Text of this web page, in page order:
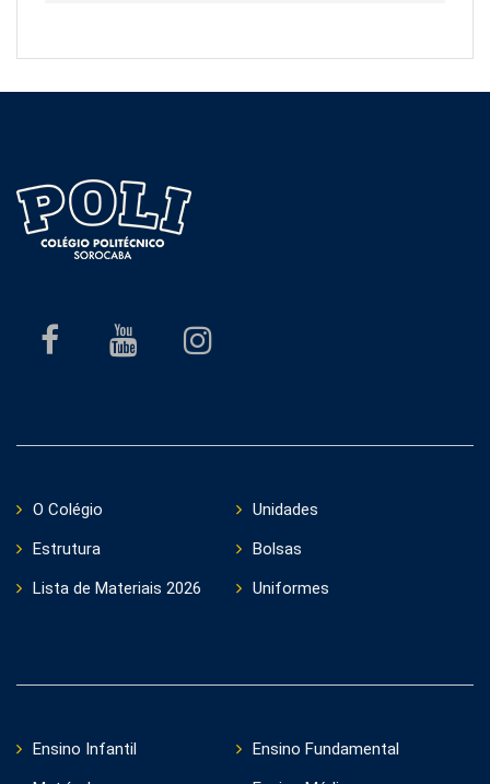
O Colégio
Unidades
Estrutura
Bolsas
Lista de Materiais 2026
Uniformes
Ensino Infantil
Ensino Fundamental